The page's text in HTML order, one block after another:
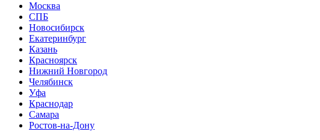
Москва
СПБ
Новосибирск
Екатеринбург
Казань
Красноярск
Нижний Новгород
Челябинск
Уфа
Краснодар
Самара
Ростов-на-Дону